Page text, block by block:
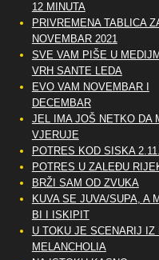
12 MINUTA
PRIVREMENA TABLICA
NOVEMBAR 2021
SVE VAM PIŠE U
VRH SANTE LEDA
EVO VAM NOVEMBAR I
DECEMBAR
JEL IMA JOŠ NETKO DA
VJERUJE
POTRES KOD SISKA
POTRES U ZALEĐU
BRŽI SAM OD ZVUKA
KUVA SE JUVA/SUPA, A
BI I ISKIPIT
U TOKU JE SCENARIJ IZ
MELANCHOLIA